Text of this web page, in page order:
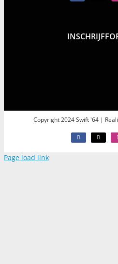
Copyright 2024 Swift '64 |
FacebookX
Page load link